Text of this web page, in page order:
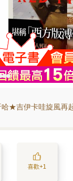
哈★吉伊卡哇旋風再
喜歡+1